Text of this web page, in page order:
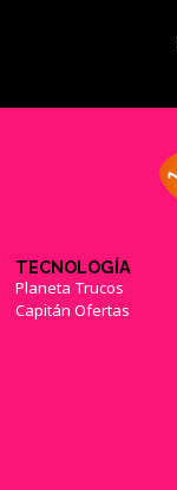
TECNOLOGÍA
Planeta Trucos
Capitán Ofertas